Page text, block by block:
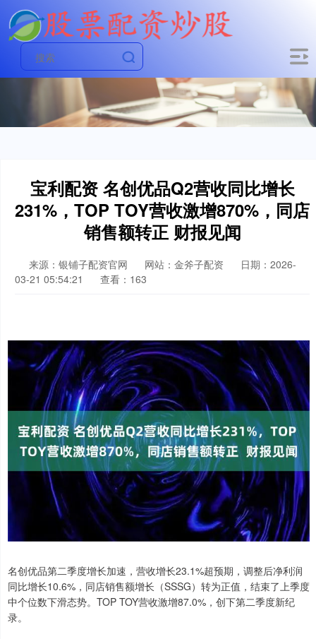
宝利配资 名创优品Q2营收同比增长
231%，TOP TOY营收激增870%，同店
销售额转正 财报见闻
来源：银铺子配资官网 网站：金斧子配资
日期：2026-
03-21 05:54:21
查看：163
名创优品第二季度增长加速，营收增长23.1%超预期，调整后净利润
同比增长10.6%，同店销售额增长（SSSG）转为正值，结束了上季度
中个位数下滑态势。TOP TOY营收激增87.0%，创下第二季度新纪
录。